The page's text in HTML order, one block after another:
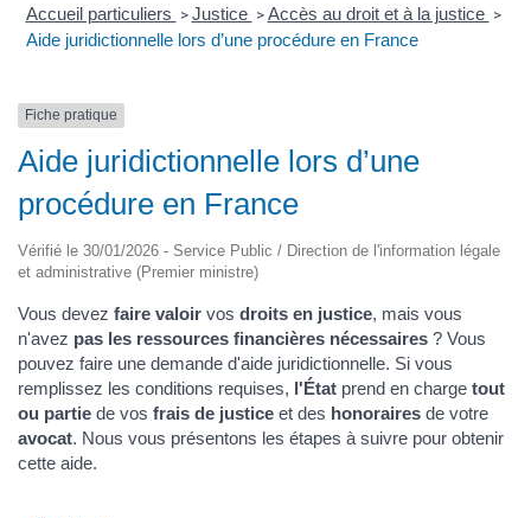
Accueil particuliers > Justice > Accès au droit et à la justice >
Aide juridictionnelle lors d’une procédure en France
Fiche pratique
Aide juridictionnelle lors d’une
procédure en France
Vérifié le 30/01/2026 - Service Public / Direction de l'information légale
et administrative (Premier ministre)
Vous devez faire valoir vos droits en justice, mais vous
n'avez pas les ressources financières nécessaires ? Vous
pouvez faire une demande d'aide juridictionnelle. Si vous
remplissez les conditions requises, l'État prend en charge tout
ou partie de vos frais de justice et des honoraires de votre
avocat. Nous vous présentons les étapes à suivre pour obtenir
cette aide.